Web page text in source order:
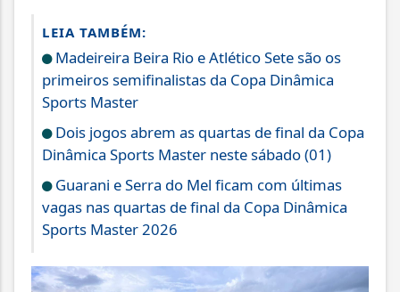
LEIA TAMBÉM:
Madeireira Beira Rio e Atlético Sete são os
primeiros semifinalistas da Copa Dinâmica
Sports Master
Dois jogos abrem as quartas de final da Copa
Dinâmica Sports Master neste sábado (01)
Guarani e Serra do Mel ficam com últimas
vagas nas quartas de final da Copa Dinâmica
Sports Master 2026